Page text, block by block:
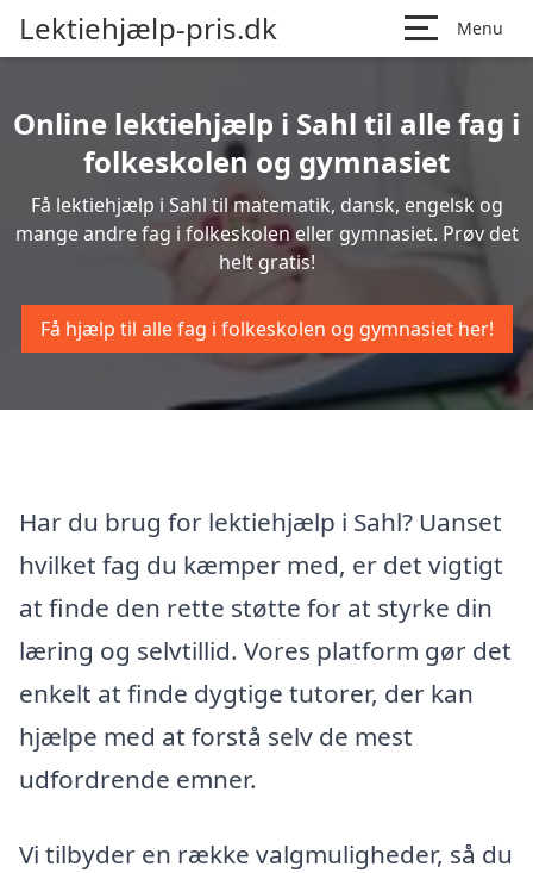
Lektiehjælp-pris.dk Menu
Online lektiehjælp i Sahl til alle fag i
folkeskolen og gymnasiet
Få lektiehjælp i Sahl til matematik, dansk, engelsk og
mange andre fag i folkeskolen eller gymnasiet. Prøv det
helt gratis!
Få hjælp til alle fag i folkeskolen og gymnasiet her!
Har du brug for lektiehjælp i Sahl? Uanset
hvilket fag du kæmper med, er det vigtigt
at finde den rette støtte for at styrke din
læring og selvtillid. Vores platform gør det
enkelt at finde dygtige tutorer, der kan
hjælpe med at forstå selv de mest
udfordrende emner.
Vi tilbyder en række valgmuligheder, så du